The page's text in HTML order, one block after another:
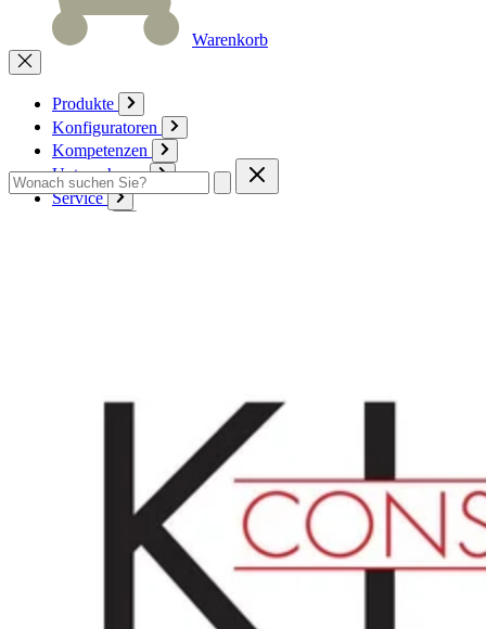
Warenkorb
Produkte
Konfiguratoren
Kompetenzen
Unternehmen
Service
English